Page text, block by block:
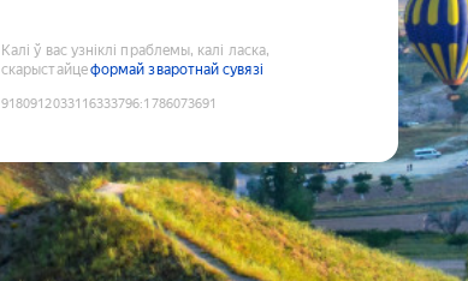
Калі ў вас узніклі праблемы, калі ласка,
скарыстайцеформай зваротнай сувязі
9180912033116333796:1786073691